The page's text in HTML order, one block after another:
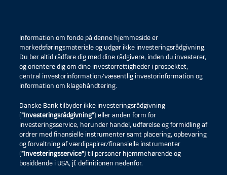
Information om fonde på denne hjemmeside er
markedsføringsmateriale og udgør ikke investeringsrådgivning.
Du bør altid rådføre dig med dine rådgivere, inden du investerer,
og orientere dig om dine investorrettigheder i prospektet,
central investorinformation/væsentlig investorinformation og
information om klagehåndtering.
Danske Bank tilbyder ikke investeringsrådgivning
(”Investeringsrådgivning”) eller anden form for
investeringsservice, herunder handel, udførelse og formidling af
ordrer med finansielle instrumenter samt placering, opbevaring
og forvaltning af værdipapirer/finansielle instrumenter
(”Investeringsservice”) til personer hjemmehørende og
bosiddende i USA, jf. definitionen nedenfor.